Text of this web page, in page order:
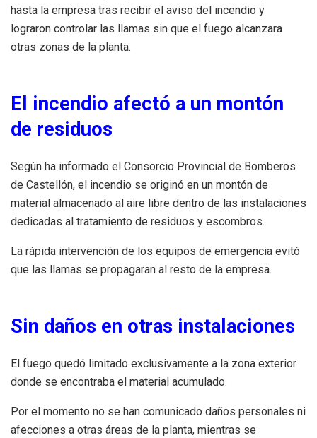
hasta la empresa tras recibir el aviso del incendio y
lograron controlar las llamas sin que el fuego alcanzara
otras zonas de la planta.
El incendio afectó a un montón
de residuos
Según ha informado el Consorcio Provincial de Bomberos
de Castellón, el incendio se originó en un montón de
material almacenado al aire libre dentro de las instalaciones
dedicadas al tratamiento de residuos y escombros.
La rápida intervención de los equipos de emergencia evitó
que las llamas se propagaran al resto de la empresa.
Sin daños en otras instalaciones
El fuego quedó limitado exclusivamente a la zona exterior
donde se encontraba el material acumulado.
Por el momento no se han comunicado daños personales ni
afecciones a otras áreas de la planta, mientras se